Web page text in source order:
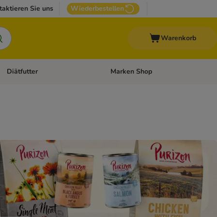
Sie uns Wiederbestellen
Warenkorb
Kategorie-Menü öffnen: Andere Haustiere
Diätfutter Kategorie-Menü öffnen: Diätfutter
Marken Shop